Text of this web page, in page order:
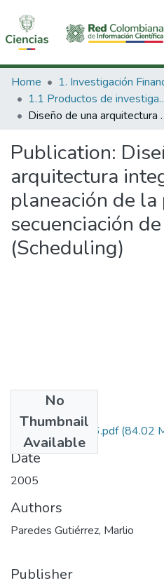
Communities & Collections
All of DSpace
Home
1.1
Diseño de una arquitectura
Publication:
arquitectura
planeación de
secuenciación
(Scheduling)
No
Thumbnail
Available
11021414246.pdf(84.02
Date
2005
Authors
Paredes Gutiérrez, Marlio
Publisher